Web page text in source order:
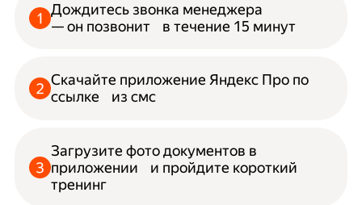
Дождитесь звонка менеджера
— он позвонит в течение 15 минут
Скачайте приложение Яндекс Про по
ссылке из смс
Загрузите фото документов в
приложении и пройдите короткий
тренинг